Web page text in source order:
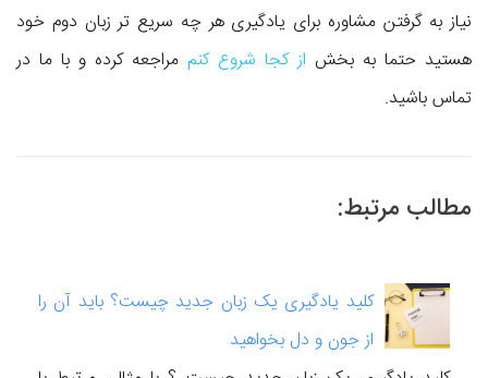
نیاز به گرفتن مشاوره برای یادگیری هر چه سریع تر زبان دوم خود
هستید حتما به بخش از کجا شروع کنم مراجعه کرده و با ما در
تماس باشید.
مطالب مرتبط:
کلید یادگیری یک زبان جدید چیست؟ باید آن را
از جون و دل بخواهید